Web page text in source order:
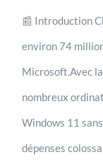
📰 Introduction
environ 74
Microsoft.Avec
nombreux
Windows 11
dépenses